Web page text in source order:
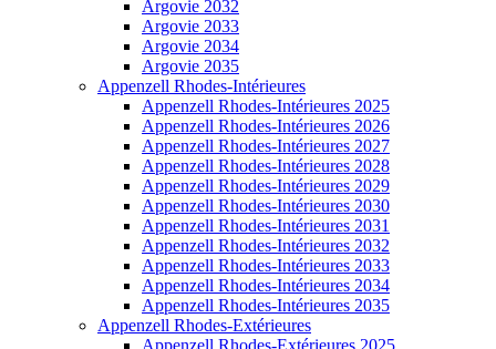
Argovie 2032
Argovie 2033
Argovie 2034
Argovie 2035
Appenzell Rhodes-Intérieures
Appenzell Rhodes-Intérieures 2025
Appenzell Rhodes-Intérieures 2026
Appenzell Rhodes-Intérieures 2027
Appenzell Rhodes-Intérieures 2028
Appenzell Rhodes-Intérieures 2029
Appenzell Rhodes-Intérieures 2030
Appenzell Rhodes-Intérieures 2031
Appenzell Rhodes-Intérieures 2032
Appenzell Rhodes-Intérieures 2033
Appenzell Rhodes-Intérieures 2034
Appenzell Rhodes-Intérieures 2035
Appenzell Rhodes-Extérieures
Appenzell Rhodes-Extérieures 2025